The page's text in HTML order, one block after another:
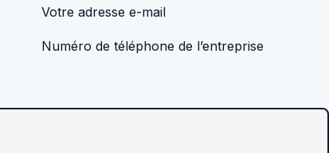
Votre adresse e-mail
Numéro de téléphone de l’entreprise